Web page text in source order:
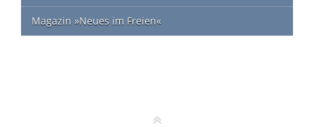
Magazin »Neues im Freien«